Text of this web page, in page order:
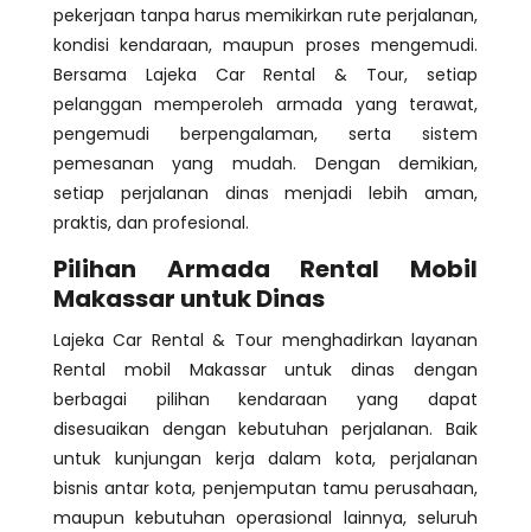
pekerjaan tanpa harus memikirkan rute perjalanan,
kondisi kendaraan, maupun proses mengemudi.
Bersama Lajeka Car Rental & Tour, setiap
pelanggan memperoleh armada yang terawat,
pengemudi berpengalaman, serta sistem
pemesanan yang mudah. Dengan demikian,
setiap perjalanan dinas menjadi lebih aman,
praktis, dan profesional.
Pilihan Armada Rental Mobil
Makassar untuk Dinas
Lajeka Car Rental & Tour menghadirkan layanan
Rental mobil Makassar untuk dinas dengan
berbagai pilihan kendaraan yang dapat
disesuaikan dengan kebutuhan perjalanan. Baik
untuk kunjungan kerja dalam kota, perjalanan
bisnis antar kota, penjemputan tamu perusahaan,
maupun kebutuhan operasional lainnya, seluruh